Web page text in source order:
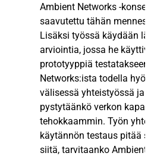
Ambient Networks -
saavutettu tähän
Lisäksi työssä käydään
arviointia, jossa he
prototyyppiä testatakseen,
Networks:ista todella
välisessä yhteistyössä ja
pystytäänkö verkon
tehokkaammin. Työn
käytännön testaus pitää
siitä, tarvitaanko Ambient